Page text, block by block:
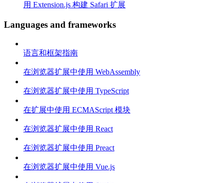
用 Extension.js 构建 Safari 扩展
Languages and frameworks
语言和框架指南
在浏览器扩展中使用 WebAssembly
在浏览器扩展中使用 TypeScript
在扩展中使用 ECMAScript 模块
在浏览器扩展中使用 React
在浏览器扩展中使用 Preact
在浏览器扩展中使用 Vue.js